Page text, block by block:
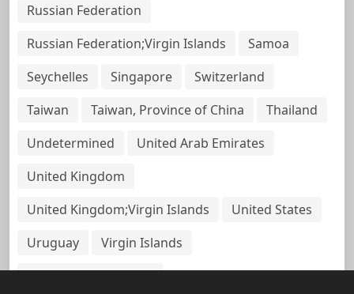
Russian Federation
Russian Federation;Virgin Islands
Samoa
Seychelles
Singapore
Switzerland
Taiwan
Taiwan, Province of China
Thailand
Undetermined
United Arab Emirates
United Kingdom
United Kingdom;Virgin Islands
United States
Uruguay
Virgin Islands
Virgin Islands, British